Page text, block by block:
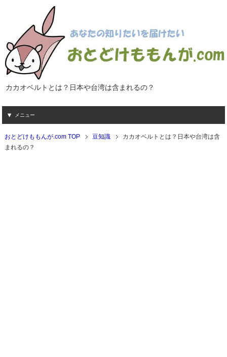
カカオベルトとは？日本や台湾は含まれるの？
メニュー
おとどけももんが.com TOP 豆知識
カカオベルトとは？日本や台湾は含
まれるの？